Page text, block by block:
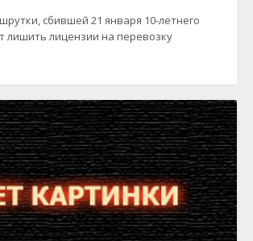
сбившей 21 января 10-летнего
лишить лицензии на перевозку